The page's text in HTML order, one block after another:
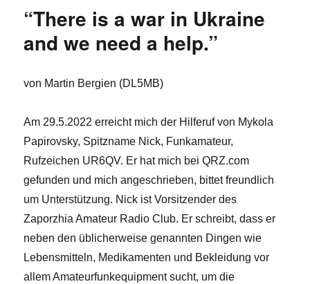
“There is a war in Ukraine
and we need a help.”
von Martin Bergien (DL5MB)
Am 29.5.2022 erreicht mich der Hilferuf von Mykola
Papirovsky, Spitzname Nick, Funkamateur,
Rufzeichen UR6QV. Er hat mich bei QRZ.com
gefunden und mich angeschrieben, bittet freundlich
um Unterstützung. Nick ist Vorsitzender des
Zaporzhia Amateur Radio Club. Er schreibt, dass er
neben den üblicherweise genannten Dingen wie
Lebensmitteln, Medikamenten und Bekleidung vor
allem Amateurfunkequipment sucht, um die